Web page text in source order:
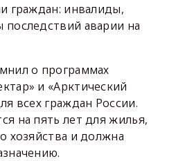
граждан: инвалиды,
аварии на
о программах
и «Арктический
всех граждан России.
на пять лет для жилья,
хозяйства и должна